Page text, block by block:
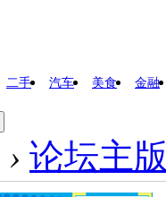
二手 汽车 美食 金融
› 论坛主